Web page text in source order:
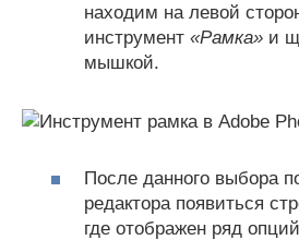
находим на левой
инструмент «Рамка» и
мышкой.
После данного выбора
редактора появиться
где отображен ряд